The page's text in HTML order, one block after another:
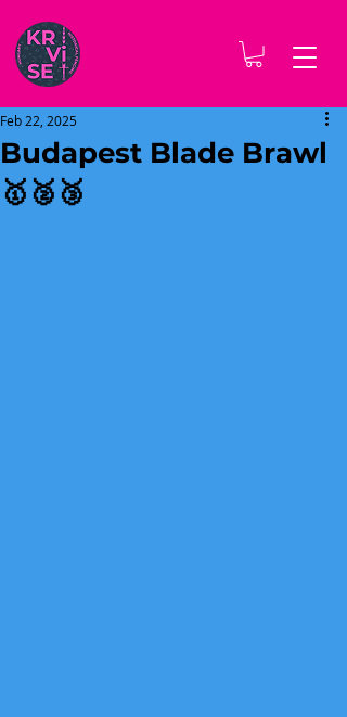
Budapest Blade Brawl
🥇🥈🥉
Feb 22, 2025